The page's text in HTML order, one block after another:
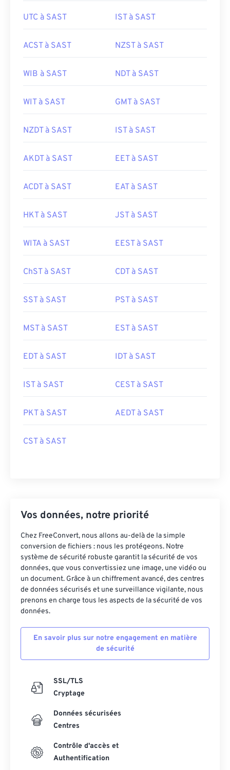
UTC à SAST IST à SAST
ACST à SAST NZST à SAST
WIB à SAST NDT à SAST
WIT à SAST GMT à SAST
NZDT à SAST IST à SAST
AKDT à SAST EET à SAST
ACDT à SAST EAT à SAST
HKT à SAST JST à SAST
WITA à SAST EEST à SAST
ChST à SAST CDT à SAST
SST à SAST PST à SAST
MST à SAST EST à SAST
EDT à SAST IDT à SAST
IST à SAST CEST à SAST
PKT à SAST AEDT à SAST
CST à SAST
Vos données, notre priorité
Chez FreeConvert, nous allons au-delà de la simple
conversion de fichiers : nous les protégeons. Notre
système de sécurité robuste garantit la sécurité de vos
données, que vous convertissiez une image, une vidéo ou
un document. Grâce à un chiffrement avancé, des centres
de données sécurisés et une surveillance vigilante, nous
prenons en charge tous les aspects de la sécurité de vos
données.
En savoir plus sur notre engagement en matière
de sécurité
SSL/TLS
Cryptage
Données sécurisées
Centres
Contrôle d'accès et
Authentification